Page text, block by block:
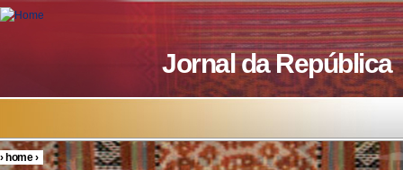
Skip to main content
Jornal da República
You are here
›home›